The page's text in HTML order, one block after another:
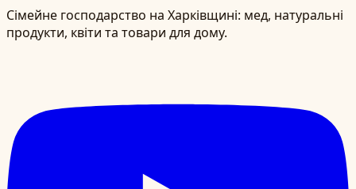
Сімейне господарство на Харківщині: мед, натуральні
продукти, квіти та товари для дому.